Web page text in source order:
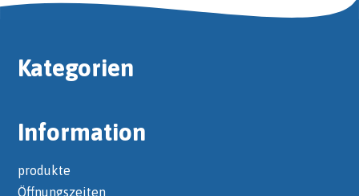
Kategorien
Information
produkte
Öffnungszeiten